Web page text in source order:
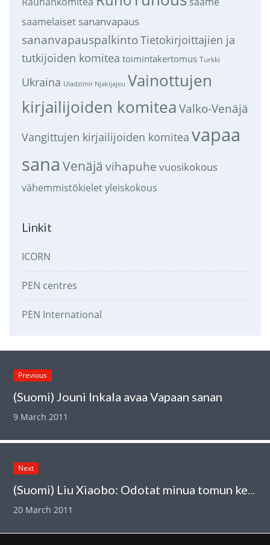
saamelaiset sananvapaus
sananvapauspalkintoTietokirjoittajien ja
tutkijoiden komitea toimintakertomus Turkki
Ukraina Uladzimir Njakljajeu Vainottujen
kirjailijoiden komitea Valko-Venäjä
Vangittujen kirjailijoiden komitea vapaa
sana Venäjä vihapuhe vuosikokous
vähemmistökieletyleiskokous
Linkit
ICORN
PEN centres
PEN International
Previous
(Suomi) Jouni Inkala avaa Vapaan sanan
9 March 2011
Next
(Suomi) Liu Xiaobo: Odotat minua tomun keskellä
20 March 2011